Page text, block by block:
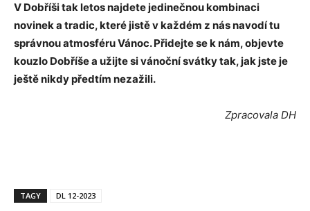
V Dobříši tak letos najdete jedinečnou kombinaci
novinek a tradic, které jistě v každém z nás navodí tu
správnou atmosféru Vánoc. Přidejte se k nám, objevte
kouzlo Dobříše a užijte si vánoční svátky tak, jak jste je
ještě nikdy předtím nezažili.
Zpracovala DH
TAGY DL 12-2023